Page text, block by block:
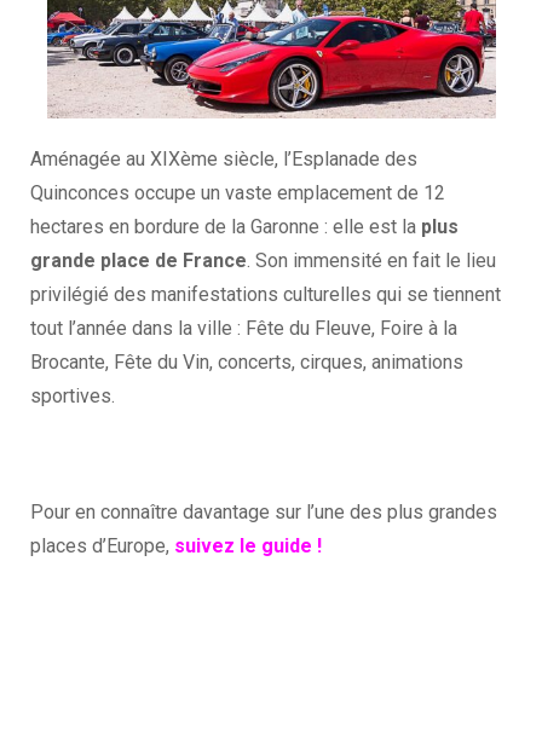
Aménagée au XIXème siècle, l’Esplanade des
Quinconces occupe un vaste emplacement de 12
hectares en bordure de la Garonne : elle est la plus
grande place de France . Son immensité en fait le lieu
privilégié des manifestations culturelles qui se tiennent
tout l’année dans la ville : Fête du Fleuve, Foire à la
Brocante, Fête du Vin, concerts, cirques, animations
sportives.
Pour en connaître davantage sur l’une des plus grandes
places d’Europe, suivez le guide !